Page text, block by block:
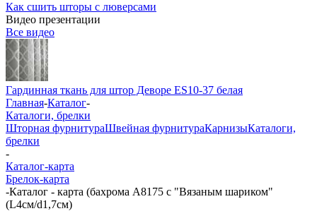
Как сшить шторы с люверсами
Видео презентации
Все видео
Гардинная ткань для штор Деворе ES10-37 белая
Главная-Каталог-
Каталоги, брелки
Шторная фурнитураШвейная фурнитураКарнизыКаталоги,
брелки
-
Каталог-карта
Брелок-карта
-Каталог - карта (бахрома A8175 с "Вязаным шариком"
(L4см/d1,7см)